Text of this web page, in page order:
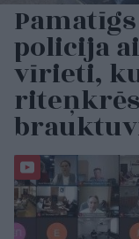
policija
vīrieti,